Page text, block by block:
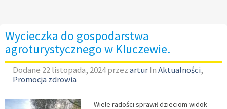
Wycieczka do gospodarstwa
agroturystycznego w Kluczewie.
Dodane 22 listopada, 2024przezarturInAktualności,
Promocja zdrowia
Wiele radości sprawił dzieciom widok